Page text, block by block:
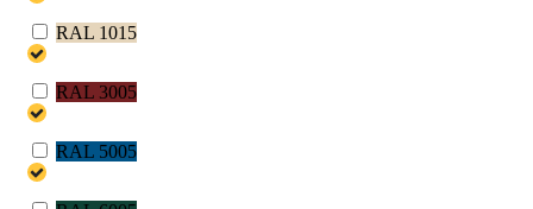
RAL 1015
RAL 3005
RAL 5005